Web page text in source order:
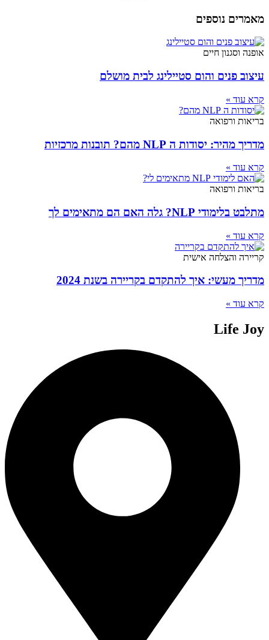
מאמרים נוספים
אופנה וסגנון חיים
עיצוב פנים והום סטיילינג לבית מושלם
קרא עוד »
בריאות ורפואה
מדריך מהיר: יסודות ה NLP מהם? תובנות מרכזיות
קרא עוד »
בריאות ורפואה
מתלבט בלימודי NLP? גלה האם הם מתאימים לך
קרא עוד »
קריירה והצלחה אישית
מדריך מעשי: איך להתקדם בקריירה בשנת 2024
קרא עוד »
Life Joy